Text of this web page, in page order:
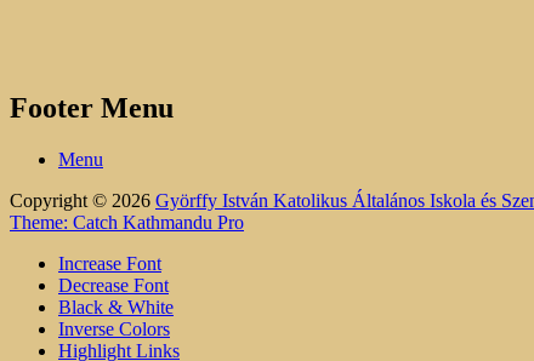
Footer Menu
Menu
Copyright © 2026 Györffy István Katolikus Általános Iskola és
Theme: Catch Kathmandu Pro
Increase Font
Decrease Font
Black & White
Inverse Colors
Highlight Links